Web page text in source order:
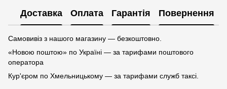
Доставка Оплата Гарантія Повернення
Самовивіз з нашого магазину — безкоштовно.
«Новою поштою» по Україні — за тарифами поштового
оператора
Кур'єром по Хмельницькому — за тарифами служб таксі.